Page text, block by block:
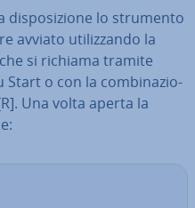
di­spo­si­zio­ne lo strumento
avviato uti­liz­zan­do la
si richiama tramite
Start o con la com­bi­na­zio­
Una volta aperta la